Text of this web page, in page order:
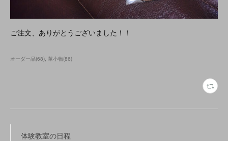
ご注文、ありがとうございました！！
オーダー品(68) 革小物(86)
体験教室の日程